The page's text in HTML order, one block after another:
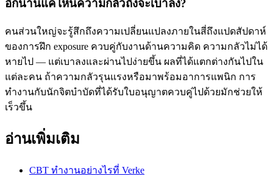
อีกนานแค่ไหนความกลัวถึงจะเบาลง?
คนส่วนใหญ่จะรู้สึกถึงความเปลี่ยนแปลงภายในสี่ถึงแปดสัปดาห์
ของการฝึก exposure ควบคู่กับงานด้านความคิด ความกลัวไม่ได้
หายไป — แต่เบาลงและผ่านไปง่ายขึ้น ผลที่ได้แตกต่างกันไปใน
แต่ละคน ถ้าความกลัวรุนแรงหรือมาพร้อมอาการแพนิก การ
ทำงานกับนักจิตบำบัดที่ได้รับใบอนุญาตควบคู่ไปด้วยมักช่วยให้
เร็วขึ้น
อ่านเพิ่มเติม
CBT ทำงานอย่างไรที่ Verke